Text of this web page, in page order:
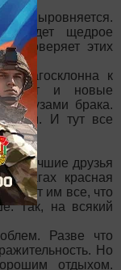
выровняется.
ждет щедрое
проверяет этих
благосклонна к
и новые
узами брака.
этим. И тут все
лучшие друзья
врагах красная
даст им все, что
Так, на всякий
Разве что
Но
отдыхом.